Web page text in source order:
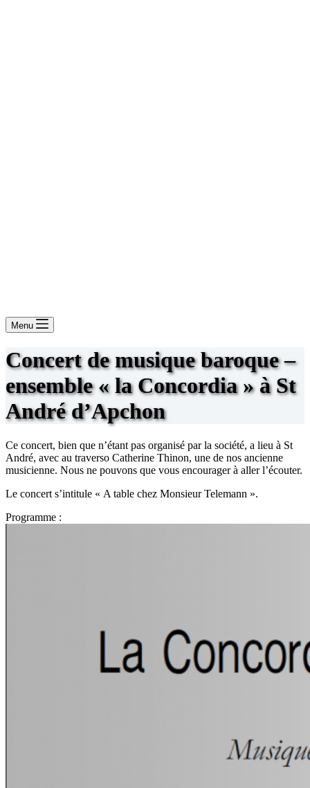
Menu
Concert de musique baroque –
ensemble « la Concordia » à St
André d’Apchon
Ce concert, bien que n’étant pas organisé par la société, a lieu à St
André, avec au traverso Catherine Thinon, une de nos ancienne
musicienne. Nous ne pouvons que vous encourager à aller l’écouter.
Le concert s’intitule « A table chez Monsieur Telemann ».
Programme :